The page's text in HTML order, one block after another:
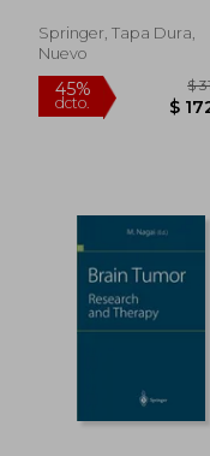
45%
dcto.
Springer, Tapa Dura,
Nuevo